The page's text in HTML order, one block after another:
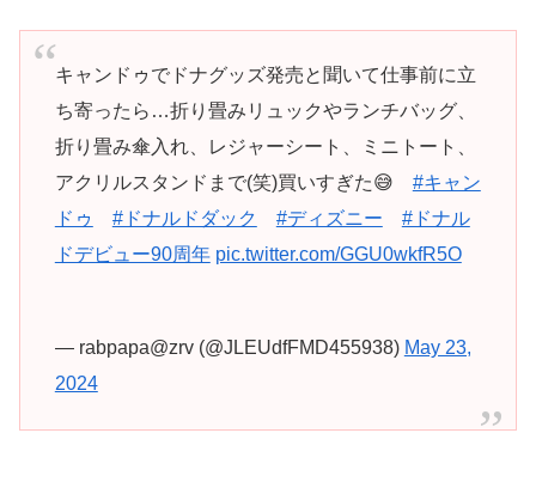
キャンドゥでドナグッズ発売と聞いて仕事前に立
ち寄ったら…折り畳みリュックやランチバッグ、
折り畳み傘入れ、レジャーシート、ミニトート、
アクリルスタンドまで(笑)買いすぎた😅 #キャン
ドゥ
#ドナルドダック #ディズニー
#ドナル
ドデビュー90周年 pic.twitter.com/GGU0wkfR5O
— rabpapa@zrv (@JLEUdfFMD455938) May 23,
2024